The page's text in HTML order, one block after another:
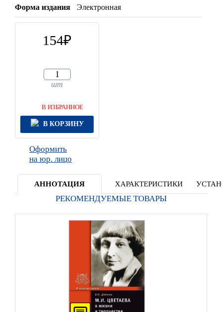
Форма издания Электронная
154
шт
В ИЗБРАННОЕ
В КОРЗИНУ
Оформить
на юр. лицо
АННОТАЦИЯ ХАРАКТЕРИСТИКИ
РЕКОМЕНДУЕМЫЕ ТОВАРЫ